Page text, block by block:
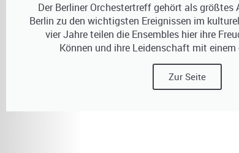
Der Berliner Orchestertreff gehört als größtes
Berlin zu den wichtigsten Ereignissen im
vier Jahre teilen die Ensembles hier ihre
Können und ihre Leidenschaft mit
Zur Seite